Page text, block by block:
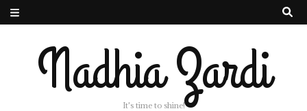
Nadhia Zardi
It's time to shine!